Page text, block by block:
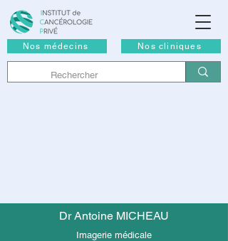
Nos médecins Nos cliniques
Dr Antoine MICHEAU
Imagerie médicale